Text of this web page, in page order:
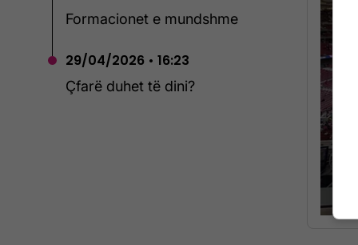
Formacionet e mundshme
29/04/2026 • 16:23
Çfarë duhet të dini?